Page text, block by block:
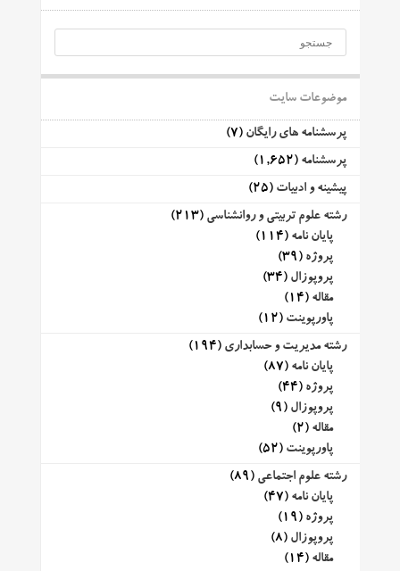
موضوعات سایت
پرسشنامه های رایگان (7)
پرسشنامه (1,652)
پیشینه و ادبیات (25)
رشته علوم تربیتی و روانشناسی (213)
پایان نامه (114)
پروژه (39)
پروپوزال (34)
مقاله (14)
پاورپوینت (12)
رشته مدیریت و حسابداری (194)
پایان نامه (87)
پروژه (44)
پروپوزال (9)
مقاله (2)
پاورپوینت (52)
رشته علوم اجتماعی (89)
پایان نامه (47)
پروژه (19)
پروپوزال (8)
مقاله (14)